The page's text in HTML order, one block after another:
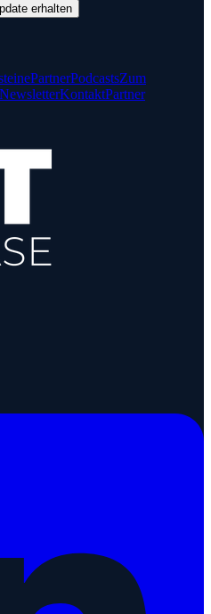
erhalten
PartnerPodcastsZum
NewsletterKontaktPartner